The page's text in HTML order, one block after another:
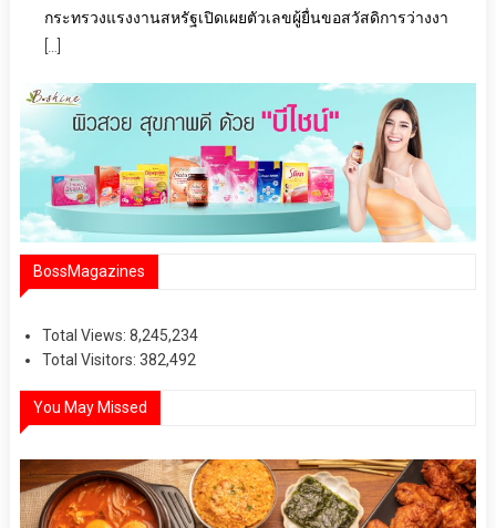
กระทรวงแรงงานสหรัฐเปิดเผยตัวเลขผู้ยื่นขอสวัสดิการว่างงา
[…]
BossMagazines
Total Views: 8,245,234
Total Visitors: 382,492
You May Missed